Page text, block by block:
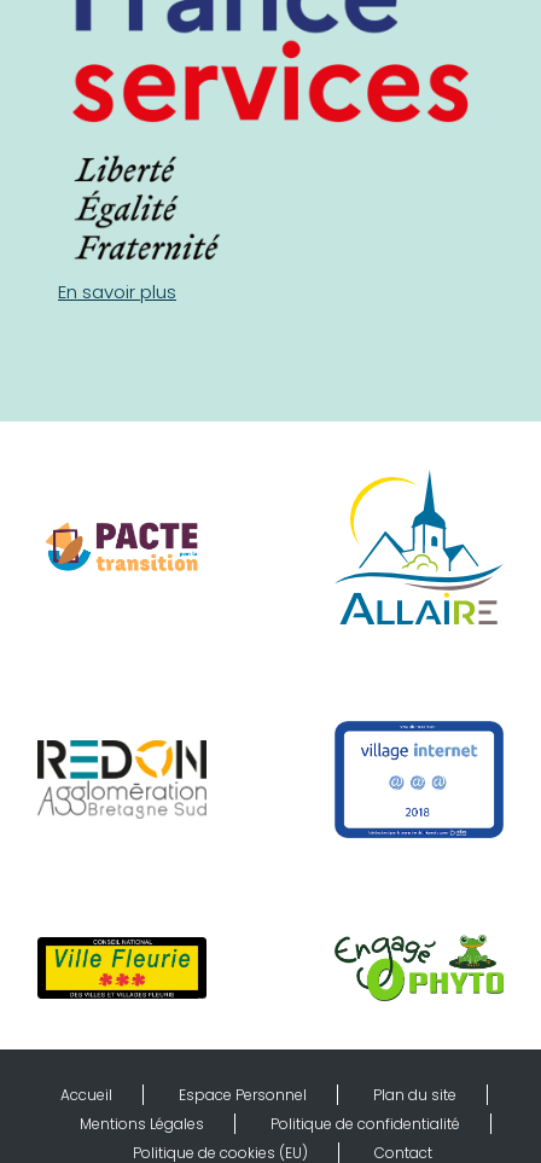
En savoir plus
Accueil Espace Personnel
Plan du site
Mentions Légales
Politique de confidentialité
Politique de cookies (EU)
Contact